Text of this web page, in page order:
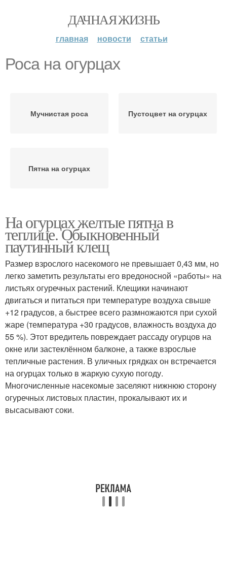
ДАЧНАЯ ЖИЗНЬ
главная новости статьи
Роса на огурцах
Мучнистая роса Пустоцвет на огурцах
Пятна на огурцах
На огурцах желтые пятна в
теплице. Обыкновенный
паутинный клещ
Размер взрослого насекомого не превышает 0,43 мм, но
легко заметить результаты его вредоносной «работы» на
листьях огуречных растений. Клещики начинают
двигаться и питаться при температуре воздуха свыше
+12 градусов, а быстрее всего размножаются при сухой
жаре (температура +30 градусов, влажность воздуха до
55 %). Этот вредитель повреждает рассаду огурцов на
окне или застеклённом балконе, а также взрослые
тепличные растения. В уличных грядках он встречается
на огурцах только в жаркую сухую погоду.
Многочисленные насекомые заселяют нижнюю сторону
огуречных листовых пластин, прокалывают их и
высасывают соки.